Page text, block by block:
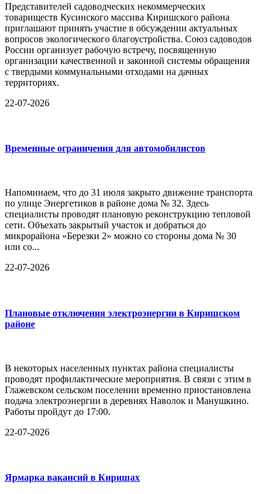
Представителей садоводческих некоммерческих
товариществ Кусинского массива Киришского района
приглашают принять участие в обсуждении актуальных
вопросов экологического благоустройства. Союз садоводов
России организует рабочую встречу, посвященную
организации качественной и законной системы обращения
с твердыми коммунальными отходами на дачных
территориях.
22-07-2026
Временные ограничения для автомобилистов
Напоминаем, что до 31 июля закрыто движение транспорта
по улице Энергетиков в районе дома № 32. Здесь
специалисты проводят плановую реконструкцию тепловой
сети. Объехать закрытый участок и добраться до
микрорайона «Березки 2» можно со стороны дома № 30
или со...
22-07-2026
Плановые отключения электроэнергии в Киришском
районе
В некоторых населенных пунктах района специалисты
проводят профилактические мероприятия. В связи с этим в
Глажевском сельском поселении временно приостановлена
подача электроэнергии в деревнях Наволок и Манушкино.
Работы пройдут до 17:00.
22-07-2026
Ярмарка вакансий в Киришах